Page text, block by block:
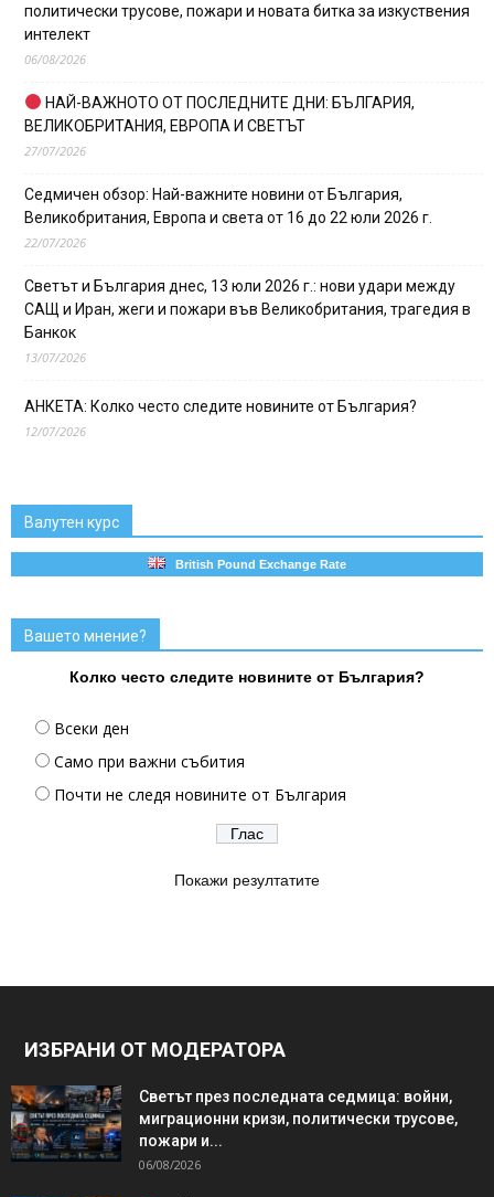
политически трусове, пожари и новата битка за изкуствения
интелект
06/08/2026
НАЙ-ВАЖНОТО ОТ ПОСЛЕДНИТЕ ДНИ: БЪЛГАРИЯ,
ВЕЛИКОБРИТАНИЯ, ЕВРОПА И СВЕТЪТ
27/07/2026
Седмичен обзор: Най-важните новини от България,
Великобритания, Европа и света от 16 до 22 юли 2026 г.
22/07/2026
Светът и България днес, 13 юли 2026 г.: нови удари между
САЩ и Иран, жеги и пожари във Великобритания, трагедия в
Банкок
13/07/2026
АНКЕТА: Колко често следите новините от България?
12/07/2026
Валутен курс
British Pound Exchange Rate
Вашето мнение?
Колко често следите новините от България?
Всеки ден
Само при важни събития
Почти не следя новините от България
Покажи резултатите
ИЗБРАНИ ОТ МОДЕРАТОРА
Светът през последната седмица: войни,
миграционни кризи, политически трусове,
пожари и...
06/08/2026